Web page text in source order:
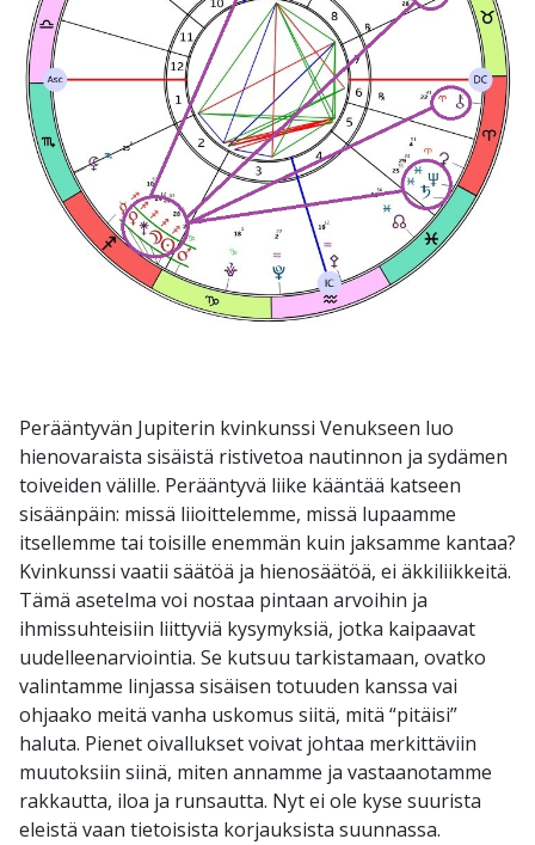
Perääntyvän Jupiterin kvinkunssi Venukseen luo
hienovaraista sisäistä ristivetoa nautinnon ja sydämen
toiveiden välille. Perääntyvä liike kääntää katseen
sisäänpäin: missä liioittelemme, missä lupaamme
itsellemme tai toisille enemmän kuin jaksamme kantaa?
Kvinkunssi vaatii säätöä ja hienosäätöä, ei äkkiliikkeitä.
Tämä asetelma voi nostaa pintaan arvoihin ja
ihmissuhteisiin liittyviä kysymyksiä, jotka kaipaavat
uudelleenarviointia. Se kutsuu tarkistamaan, ovatko
valintamme linjassa sisäisen totuuden kanssa vai
ohjaako meitä vanha uskomus siitä, mitä “pitäisi”
haluta. Pienet oivallukset voivat johtaa merkittäviin
muutoksiin siinä, miten annamme ja vastaanotamme
rakkautta, iloa ja runsautta. Nyt ei ole kyse suurista
eleistä vaan tietoisista korjauksista suunnassa.